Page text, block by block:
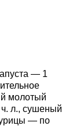
— 1
молотый
л., сушеный
— по